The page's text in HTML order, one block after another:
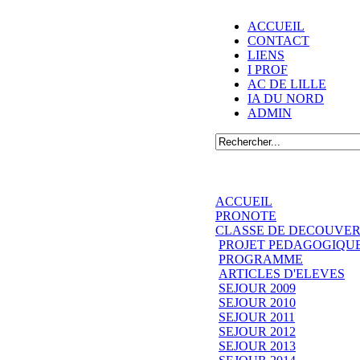
ACCUEIL
CONTACT
LIENS
I PROF
AC DE LILLE
IA DU NORD
ADMIN
ACCUEIL
PRONOTE
CLASSE DE
PROJET
PROGRAMME
ARTICLES D'ELEVES
SEJOUR 2009
SEJOUR 2010
SEJOUR 2011
SEJOUR 2012
SEJOUR 2013